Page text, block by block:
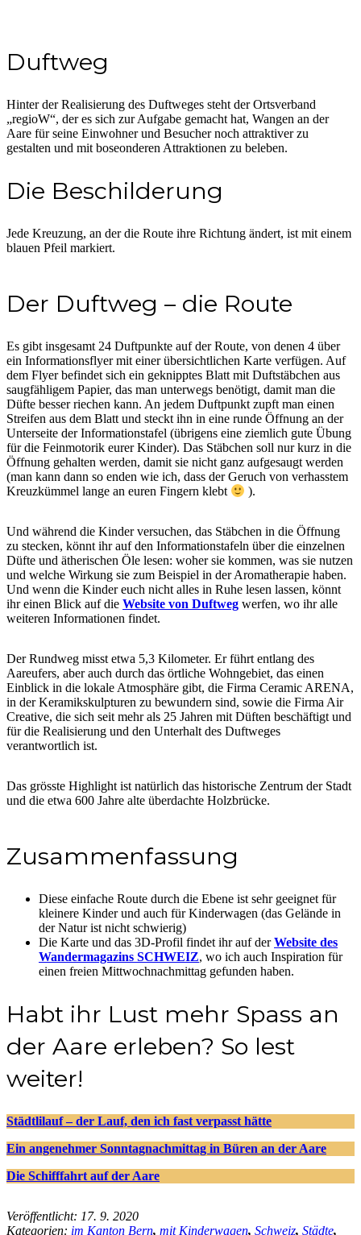
Duftweg
Hinter der Realisierung des Duftweges steht der Ortsverband
„regioW“, der es sich zur Aufgabe gemacht hat, Wangen an der
Aare für seine Einwohner und Besucher noch attraktiver zu
gestalten und mit boseonderen Attraktionen zu beleben.
Die Beschilderung
Jede Kreuzung, an der die Route ihre Richtung ändert, ist mit einem
blauen Pfeil markiert.
Der Duftweg – die Route
Es gibt insgesamt 24 Duftpunkte auf der Route, von denen 4 über
ein Informationsflyer mit einer übersichtlichen Karte verfügen. Auf
dem Flyer befindet sich ein geknipptes Blatt mit Duftstäbchen aus
saugfähligem Papier, das man unterwegs benötigt, damit man die
Düfte besser riechen kann. An jedem Duftpunkt zupft man einen
Streifen aus dem Blatt und steckt ihn in eine runde Öffnung an der
Unterseite der Informationstafel (übrigens eine ziemlich gute Übung
für die Feinmotorik eurer Kinder). Das Stäbchen soll nur kurz in die
Öffnung gehalten werden, damit sie nicht ganz aufgesaugt werden
(man kann dann so enden wie ich, dass der Geruch von verhasstem
Kreuzkümmel lange an euren Fingern klebt
).
Und während die Kinder versuchen, das Stäbchen in die Öffnung
zu stecken, könnt ihr auf den Informationstafeln über die einzelnen
Düfte und ätherischen Öle lesen: woher sie kommen, was sie nutzen
und welche Wirkung sie zum Beispiel in der Aromatherapie haben.
Und wenn die Kinder euch nicht alles in Ruhe lesen lassen, könnt
ihr einen Blick auf die Website von Duftweg werfen, wo ihr alle
weiteren Informationen findet.
Der Rundweg misst etwa 5,3 Kilometer. Er führt entlang des
Aareufers, aber auch durch das örtliche Wohngebiet, das einen
Einblick in die lokale Atmosphäre gibt, die Firma Ceramic ARENA,
in der Keramikskulpturen zu bewundern sind, sowie die Firma Air
Creative, die sich seit mehr als 25 Jahren mit Düften beschäftigt und
für die Realisierung und den Unterhalt des Duftweges
verantwortlich ist.
Das grösste Highlight ist natürlich das historische Zentrum der Stadt
und die etwa 600 Jahre alte überdachte Holzbrücke.
Zusammenfassung
Diese einfache Route durch die Ebene ist sehr geeignet für
kleinere Kinder und auch für Kinderwagen (das Gelände in
der Natur ist nicht schwierig)
Die Karte und das 3D-Profil findet ihr auf derWebsite des
Wandermagazins SCHWEIZ, wo ich auch Inspiration für
einen freien Mittwochnachmittag gefunden haben.
Habt ihr Lust mehr Spass an
der Aare erleben? So lest
weiter!
Städtlilauf – der Lauf, den ich fast verpasst hätte
Ein angenehmer Sonntagnachmittag in Büren an der Aare
Die Schifffahrt auf der Aare
Veröffentlicht: 17. 9. 2020
Kategorien: im Kanton Bern, mit Kinderwagen, Schweiz, Städte,